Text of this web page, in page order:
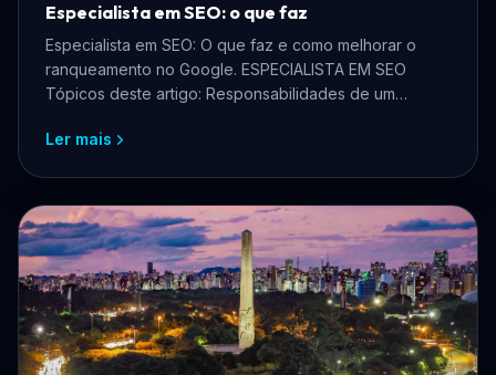
Especialista em SEO: o que faz
Especialista em SEO: O que faz e como melhorar o
ranqueamento no Google. ESPECIALISTA EM SEO
Tópicos deste artigo: Responsabilidades de um
Ler mais